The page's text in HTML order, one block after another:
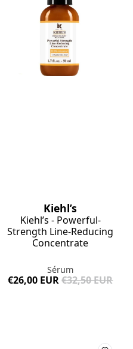
Kiehl’s
Kiehl’s - Powerful-
Strength Line-Reducing
Concentrate
Sérum
€26,00 EUR€32,50 EUR